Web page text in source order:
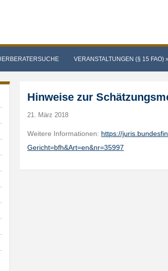
VERANSTALTUNGEN (§ 15 FAO) »
Hinweise zur
21. März 2018
Weitere Informationen: https://
Gericht=bfh&Art=en&nr=35997